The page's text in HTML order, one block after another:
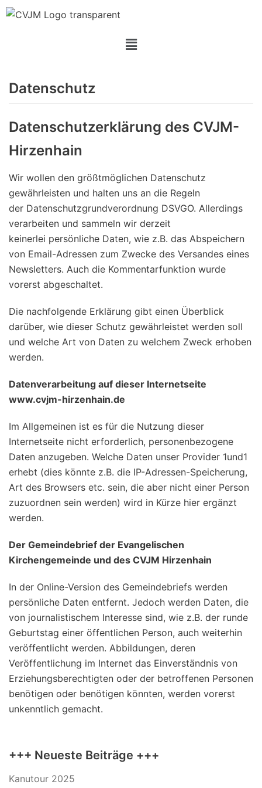
Datenschutz
Datenschutzerklärung des CVJM-
Hirzenhain
Wir wollen den größtmöglichen Datenschutz
gewährleisten und halten uns an die Regeln
der Datenschutzgrundverordnung DSVGO. Allerdings
verarbeiten und sammeln wir derzeit
keinerlei persönliche Daten, wie z.B. das Abspeichern
von Email-Adressen zum Zwecke des Versandes eines
Newsletters. Auch die Kommentarfunktion wurde
vorerst abgeschaltet.
Die nachfolgende Erklärung gibt einen Überblick
darüber, wie dieser Schutz gewährleistet werden soll
und welche Art von Daten zu welchem Zweck erhoben
werden.
Datenverarbeitung auf dieser Internetseite
www.cvjm-hirzenhain.de
Im Allgemeinen ist es für die Nutzung dieser
Internetseite nicht erforderlich, personenbezogene
Daten anzugeben. Welche Daten unser Provider 1und1
erhebt (dies könnte z.B. die IP-Adressen-Speicherung,
Art des Browsers etc. sein, die aber nicht einer Person
zuzuordnen sein werden) wird in Kürze hier ergänzt
werden.
Der Gemeindebrief der Evangelischen
Kirchengemeinde und des CVJM Hirzenhain
In der Online-Version des Gemeindebriefs werden
persönliche Daten entfernt. Jedoch werden Daten, die
von journalistischem Interesse sind, wie z.B. der runde
Geburtstag einer öffentlichen Person, auch weiterhin
veröffentlicht werden. Abbildungen, deren
Veröffentlichung im Internet das Einverständnis von
Erziehungsberechtigten oder der betroffenen Personen
benötigen oder benötigen könnten, werden vorerst
unkenntlich gemacht.
+++ Neueste Beiträge +++
Kanutour 2025